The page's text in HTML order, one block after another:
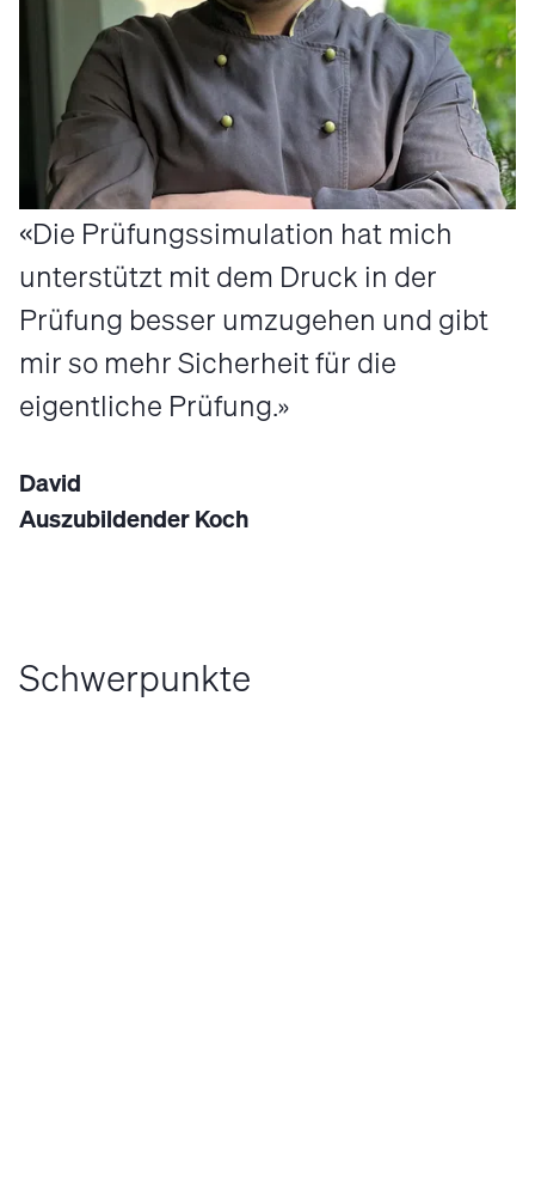
Die Prüfungssimulation hat mich
unterstützt mit dem Druck in der
Prüfung besser umzugehen und gibt
mir so mehr Sicherheit für die
eigentliche Prüfung.
David
Auszubildender Koch
Schwerpunkte